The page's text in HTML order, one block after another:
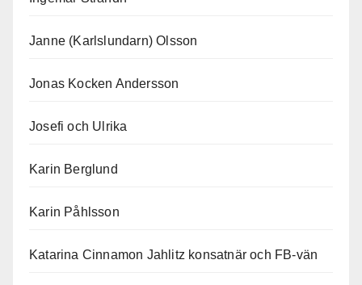
Janne (Karlslundarn) Olsson
Jonas Kocken Andersson
Josefi och Ulrika
Karin Berglund
Karin Påhlsson
Katarina Cinnamon Jahlitz konsatnär och FB-vän